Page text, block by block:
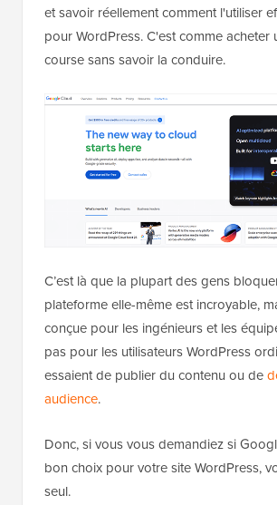
et savoir réellement comment l'utiliser
pour WordPress. C'est comme acheter
course sans savoir la conduire.
C’est là que la plupart des gens
plateforme elle-même est incroyable,
conçue pour les ingénieurs et les
pas pour les utilisateurs WordPress
essaient de publier du contenu ou de
audience.
Donc, si vous vous demandiez si
bon choix pour votre site WordPress,
seul.